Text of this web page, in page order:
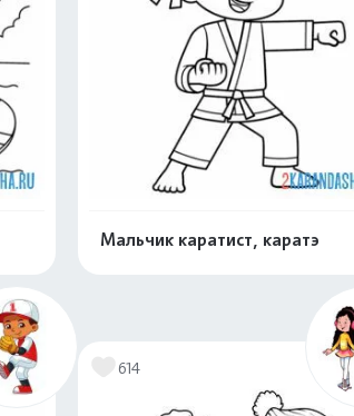
Мальчик каратист, каратэ
614